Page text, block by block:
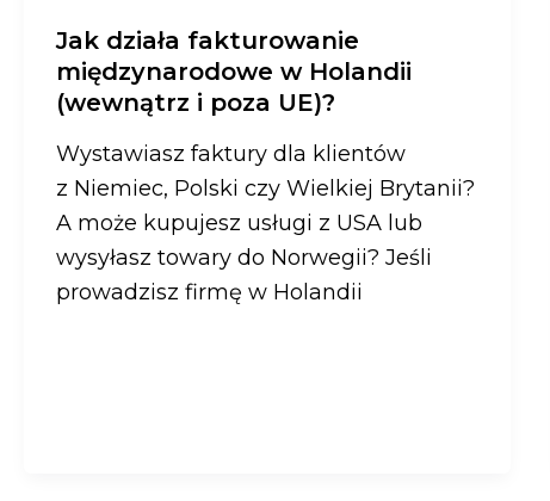
Jak działa fakturowanie
międzynarodowe w Holandii
(wewnątrz i poza UE)?
Wystawiasz faktury dla klientów
z Niemiec, Polski czy Wielkiej Brytanii?
A może kupujesz usługi z USA lub
wysyłasz towary do Norwegii? Jeśli
prowadzisz firmę w Holandii